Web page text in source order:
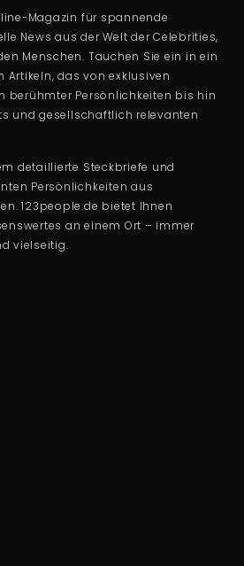
Magazin für spannende
News aus der Welt der Celebrities,
Menschen. Tauchen Sie ein in ein
das von exklusiven
berühmter Persönlichkeiten bis hin
und gesellschaftlich relevanten
detaillierte Steckbriefe und
Persönlichkeiten aus
123people.de bietet Ihnen
an einem Ort – immer
vielseitig.